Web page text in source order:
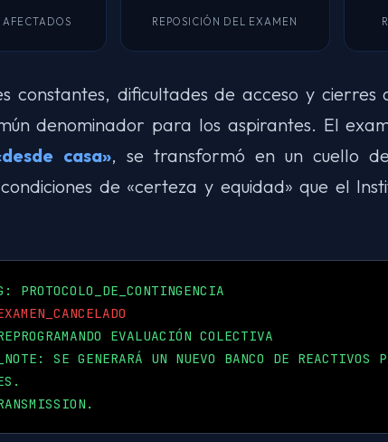
AFECTADOS REPOSICIÓN DEL EXAMEN
constantes, dificultades de acceso y cierres
denominador para los aspirantes. El
casa», se transformó en un cuello
de «certeza y equidad» que el
PROTOCOLO_DE_CONTINGENCIA
EVALUACIÓN COLECTIVA
SE GENERARÁ UN NUEVO BANCO DE REACTIVOS